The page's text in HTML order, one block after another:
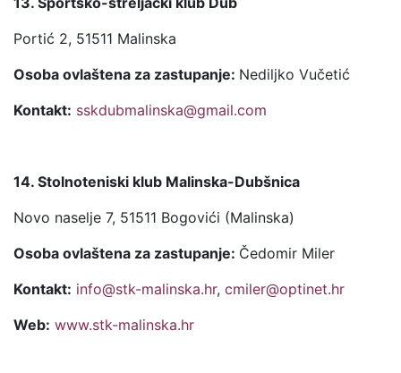
Portić 2, 51511 Malinska
Osoba ovlaštena za zastupanje: Nediljko Vučetić
Kontakt: sskdubmalinska@gmail.com
14. Stolnoteniski klub Malinska-Dubšnica
Novo naselje 7, 51511 Bogovići (Malinska)
Osoba ovlaštena za zastupanje: Čedomir Miler
Kontakt: info@stk-malinska.hr, cmiler@optinet.hr
Web: www.stk-malinska.hr